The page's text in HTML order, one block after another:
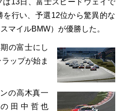
13日、富士スピードウェイで
行い、予選12位から驚異的な
マイルBMW）が優勝した。
の富士にし
ップが始ま
の高木真一
田中哲也